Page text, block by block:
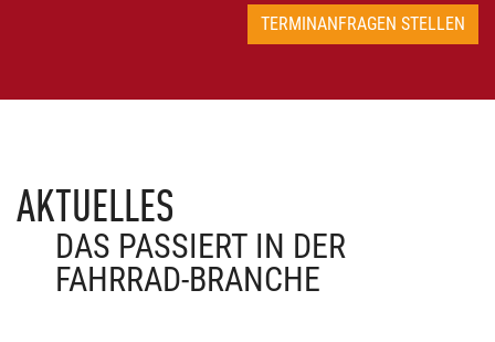
TERMINANFRAGEN STELLEN
AKTUELLES
DAS PASSIERT IN DER
FAHRRAD-BRANCHE